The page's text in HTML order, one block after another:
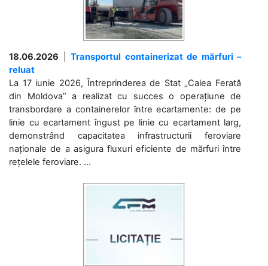
18.06.2026
Transportul containerizat de mărfuri –
reluat
La 17 iunie 2026, Întreprinderea de Stat „Calea Ferată
din Moldova” a realizat cu succes o operațiune de
transbordare a containerelor între ecartamente: de pe
linie cu ecartament îngust pe linie cu ecartament larg,
demonstrând capacitatea infrastructurii feroviare
naționale de a asigura fluxuri eficiente de mărfuri între
rețelele feroviare. ...